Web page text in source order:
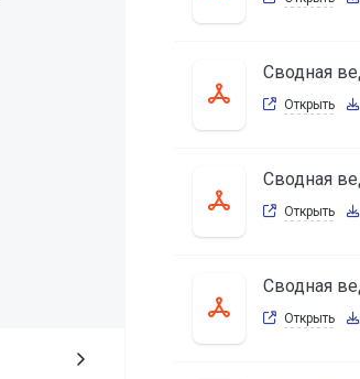
Сводная
Открыть
Сводная
Открыть
Сводная
Открыть